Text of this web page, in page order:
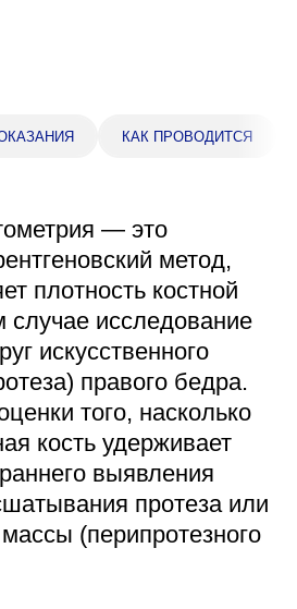
НЛМК
7:30–20:00
43
лесничество,
67
КАК ПРОВОДИТСЯ
— это
метод,
плотность костной
случае исследование
искусственного
правого бедра.
того, насколько
кость удерживает
выявления
протеза или
(перипротезного